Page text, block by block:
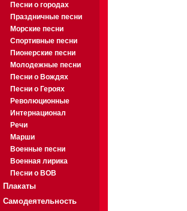
Песни о городах
Праздничные песни
Морские песни
Спортивные песни
Пионерские песни
Молодежные песни
Песни о Вождях
Песни о Героях
Революционные
Интернационал
Речи
Марши
Военные песни
Военная лирика
Песни о ВОВ
Плакаты
Самодеятельность